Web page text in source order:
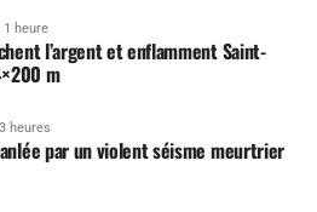
1 heure
l’argent et enflamment Saint-
m
heures
par un violent séisme meurtrier